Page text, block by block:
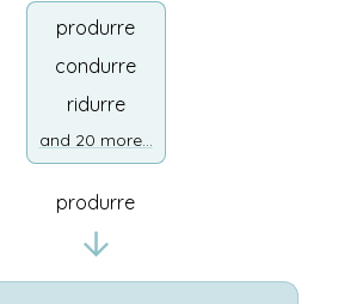
produrre
condurre
ridurre
and 20 more...
produrre